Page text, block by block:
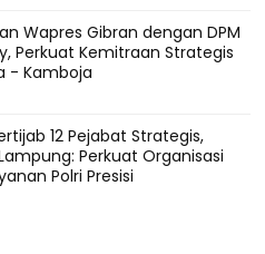
Wapres Gibran dengan DPM
Perkuat Kemitraan Strategis
- Kamboja
12 Pejabat Strategis,
Perkuat Organisasi
Polri Presisi